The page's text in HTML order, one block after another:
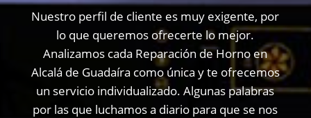
Nuestro perfil de cliente es muy exigente, por
lo que queremos ofrecerte lo mejor.
Analizamos cada Reparación de Horno en
Alcalá de Guadaíra como única y te ofrecemos
un servicio individualizado. Algunas palabras
por las que luchamos a diario para que se nos